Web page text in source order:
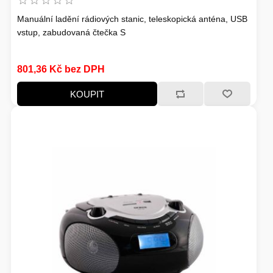
Manuální ladění rádiových stanic, teleskopická anténa, USB
vstup, zabudovaná čtečka S
801,36 Kč bez DPH
KOUPIT